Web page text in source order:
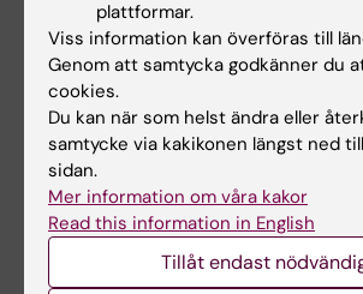
early childhood caries
Brännemo I
Forskningsområden:
Odontologi
Är du Ida Brännemo?
Redigera din profil
plattformar.
Viss information kan överföras till
Genom att samtycka godkänner du
cookies.
Du kan när som helst ändra eller
samtycke via kakikonen längst ned
sidan.
Mer information om våra kakor
Read this information in English
Tillåt endast